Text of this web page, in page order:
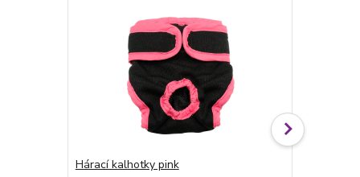
Hárací kalhotky pink